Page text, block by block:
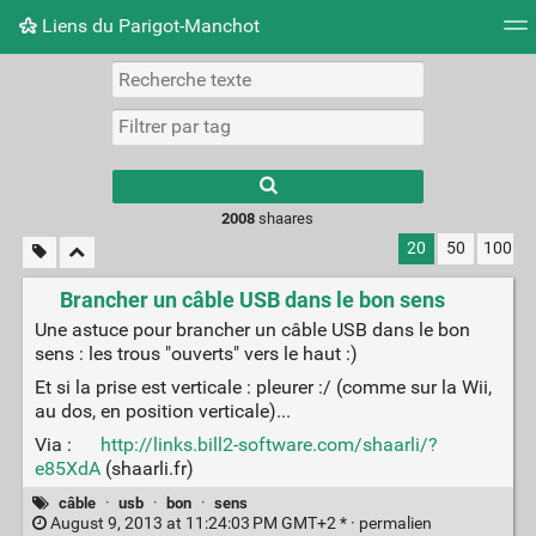
Liens du Parigot-Manchot
Nuage de tags Mur d'images
2008 shaares
20 50 100
Brancher un câble USB dans le bon sens
Une astuce pour brancher un câble USB dans le bon
sens : les trous "ouverts" vers le haut :)
Et si la prise est verticale : pleurer :/ (comme sur la Wii,
au dos, en position verticale)...
Via :
http://links.bill2-software.com/shaarli/?
e85XdA(shaarli.fr)
câble · usb · bon · sens
August 9, 2013 at 11:24:03 PM GMT+2 * · permalien